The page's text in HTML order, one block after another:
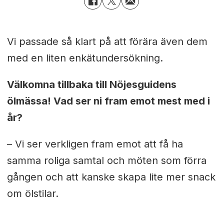
Vi passade så klart på att förära även dem
med en liten enkätundersökning.
Välkomna tillbaka till Nöjesguidens
ölmässa! Vad ser ni fram emot mest med i
år?
– Vi ser verkligen fram emot att få ha
samma roliga samtal och möten som förra
gången och att kanske skapa lite mer snack
om ölstilar.